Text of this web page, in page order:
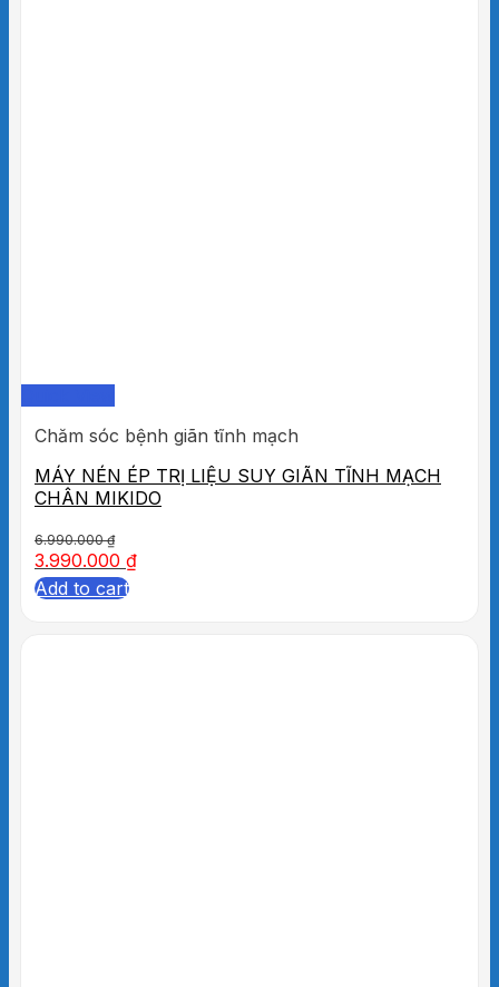
Chăm sóc bệnh giãn tĩnh mạch
MÁY NÉN ÉP TRỊ LIỆU SUY GIÃN TĨNH MẠCH
CHÂN MIKIDO
6.990.000₫
3.990.000 ₫
Add to cart